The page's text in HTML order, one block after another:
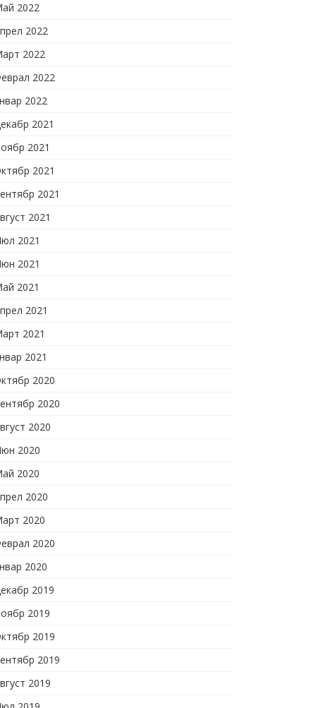
2022
2022
2022
2022
2022
2021
2021
2021
2021
2021
2021
2021
2021
2021
2021
2021
2020
2020
2020
2020
2020
2020
2020
2020
2020
2019
2019
2019
2019
2019